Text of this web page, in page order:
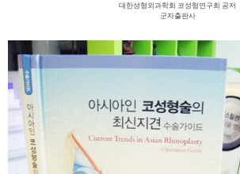
대한성형외과학회 코성형연구회 공저
군자출판사